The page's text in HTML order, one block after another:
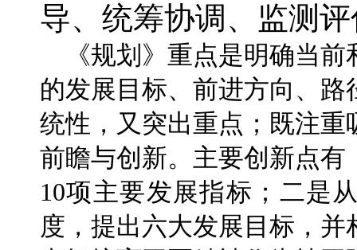
导、统筹协调、监测
《规划》重点是明确当前
的发展目标、前进方向、
统性，又突出重点；既注
前瞻与创新。主要创新点
10项主要发展指标；二是
度，提出六大发展目标，